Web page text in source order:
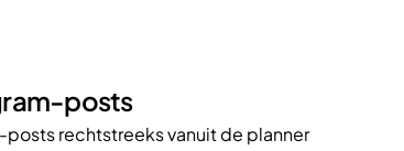
posts
rechtstreeks vanuit de planner